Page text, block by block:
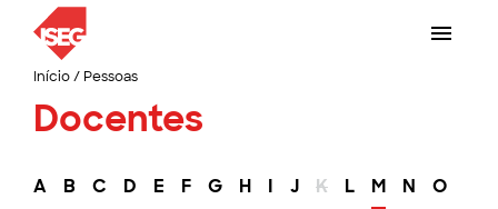
Início/ Pessoas
Docentes
A B C D E F G H I J K L M N O